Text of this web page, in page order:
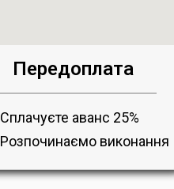
Передоплата
Сплачуєте аванс 25%
Розпочинаємо виконання